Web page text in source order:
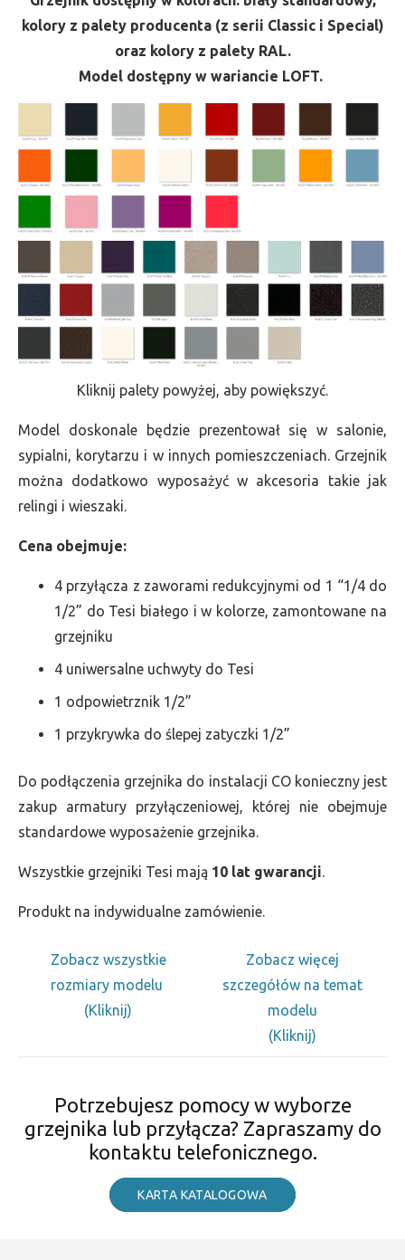
kolory z palety producenta (z serii Classic i Special)
oraz kolory z palety RAL.
Model dostępny w wariancie LOFT.
Kliknij palety powyżej, aby powiększyć.
Model doskonale będzie prezentował się w salonie,
sypialni, korytarzu i w innych pomieszczeniach. Grzejnik
można dodatkowo wyposażyć w akcesoria takie jak
relingi i wieszaki.
Cena obejmuje:
4 przyłącza z zaworami redukcyjnymi od 1 “1/4 do
1/2” do Tesi białego i w kolorze, zamontowane na
grzejniku
4 uniwersalne uchwyty do Tesi
1 odpowietrznik 1/2”
1 przykrywka do ślepej zatyczki 1/2”
Do podłączenia grzejnika do instalacji CO konieczny jest
zakup armatury przyłączeniowej, której nie obejmuje
standardowe wyposażenie grzejnika.
Wszystkie grzejniki Tesi mają 10 lat gwarancji.
Produkt na indywidualne zamówienie.
Zobacz wszystkie
rozmiary modelu
(Kliknij)
Zobacz więcej
szczegółów na temat
modelu
(Kliknij)
Potrzebujesz pomocy w wyborze
grzejnika lub przyłącza? Zapraszamy do
kontaktu telefonicznego.
KARTA KATALOGOWA